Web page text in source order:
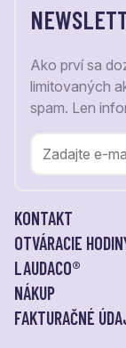
Ako prví sa
limitovaných
spam. Len
KONTAKT
OTVÁRACIE
LAUDACO®
NÁKUP
FAKTURAČNÉ